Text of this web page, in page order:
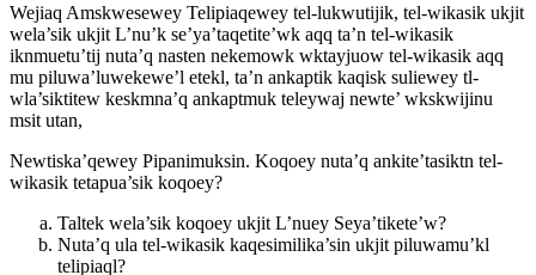
Wejiaq Amskwesewey Telipiaqewey tel-lukwutijik, tel-wikasik ukjit
wela’sik ukjit L’nu’k se’ya’taqetite’wk aqq ta’n tel-wikasik
iknmuetu’tij nuta’q nasten nekemowk wktayjuow tel-wikasik aqq
mu piluwa’luwekewe’l etekl, ta’n ankaptik kaqisk suliewey tl-
wla’siktitew keskmna’q ankaptmuk teleywaj newte’ wkskwijinu
msit utan,
Newtiska’qewey Pipanimuksin. Koqoey nuta’q ankite’tasiktn tel-
wikasik tetapua’sik koqoey?
Taltek wela’sik koqoey ukjit L’nuey Seya’tikete’w?
Nuta’q ula tel-wikasik kaqesimilika’sin ukjit piluwamu’kl
telipiaql?